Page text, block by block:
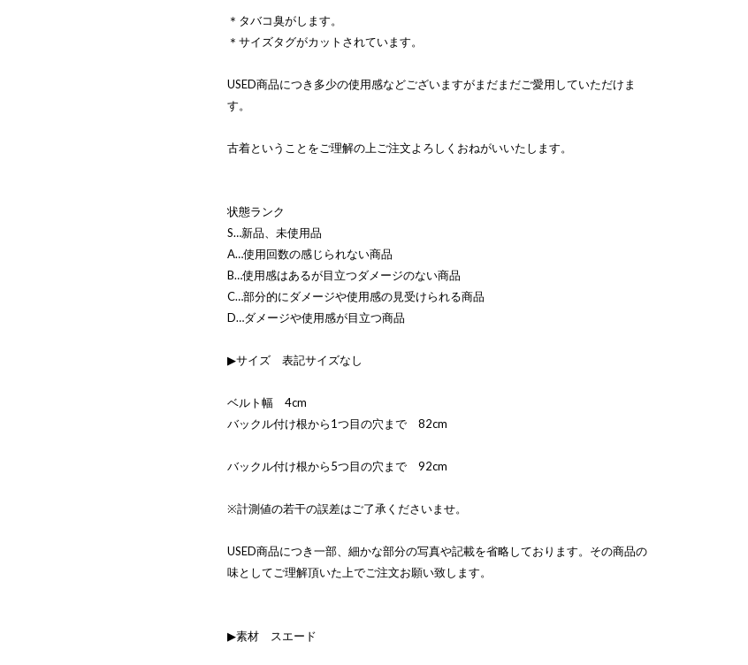
＊タバコ臭がします。
＊サイズタグがカットされています。
USED商品につき多少の使用感などございますがまだまだご愛用していただけま
す。
古着ということをご理解の上ご注文よろしくおねがいいたします。
状態ランク
S…新品、未使用品
A…使用回数の感じられない商品
B…使用感はあるが目立つダメージのない商品
C…部分的にダメージや使用感の見受けられる商品
D…ダメージや使用感が目立つ商品
▶サイズ 表記サイズなし
ベルト幅 4cm
バックル付け根から1つ目の穴まで 82cm
バックル付け根から5つ目の穴まで 92cm
※計測値の若干の誤差はご了承くださいませ。
USED商品につき一部、細かな部分の写真や記載を省略しております。その商品の
味としてご理解頂いた上でご注文お願い致します。
▶素材 スエード